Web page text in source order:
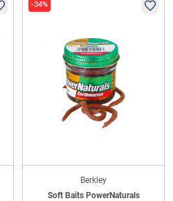
-34%
Berkley
Soft Baits PowerNaturals